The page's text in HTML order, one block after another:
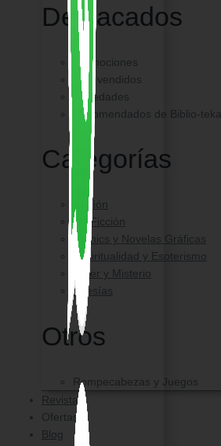
Destacados
Promociones
Más vendidos
Novedades
Recomendados de Biblio-teka
Categorías
Ficción
No Ficción
Comics y Novelas Gráficas
Espiritualidad y Esoterismo
Triller y Misterio
Poesías
Otros
Rompecabezas y Juegos
Revistas
Ofertas
Blog